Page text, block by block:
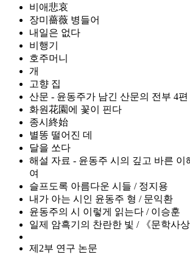
비애悲哀
장미薔薇 병들어
내일은 없다
비행기
호주머니
개
고향 집
산문 - 윤동주가 남긴 산문의 전부 4편
화원花園에 꽃이 핀다
종시終始
별똥 떨어진 데
달을 쏘다
해설 자료 - 윤동주 시의 깊고 바른 이
여
슬프도록 아름다운 시들 / 정지용
내가 아는 시인 윤동주 형 / 문익환
윤동주의 시 이렇게 읽는다 / 이승훈
일제 암흑기의 찬란한 빛 / 《문학사
제2부 연구 논문